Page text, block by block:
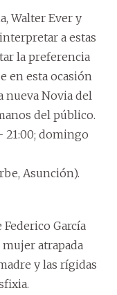
Walter Ever y
a estas
la preferencia
en esta ocasión
Novia del
del público.
21:00; domingo
Asunción).
García
atrapada
y las rígidas